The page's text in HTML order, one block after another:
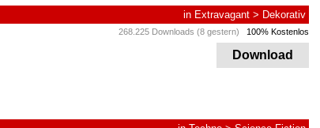
in Extravagant > Dekorativ
268.225 Downloads (8 gestern) 100% Kostenlos
Download